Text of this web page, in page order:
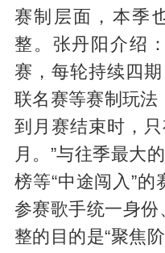
赛制层面，本季
整。张丹阳介绍
赛，每轮持续四期
联名赛等赛制玩法
到月赛结束时，
月。”与往季最大
榜等“中途闯入”的
参赛歌手统一身份
整的目的是“聚焦